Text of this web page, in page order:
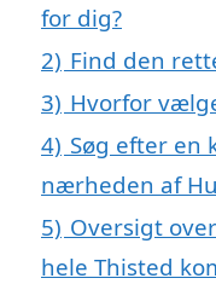
for dig?
2) Find den
3) Hvorfor
4) Søg efter en
nærheden af
5) Oversigt
hele Thisted